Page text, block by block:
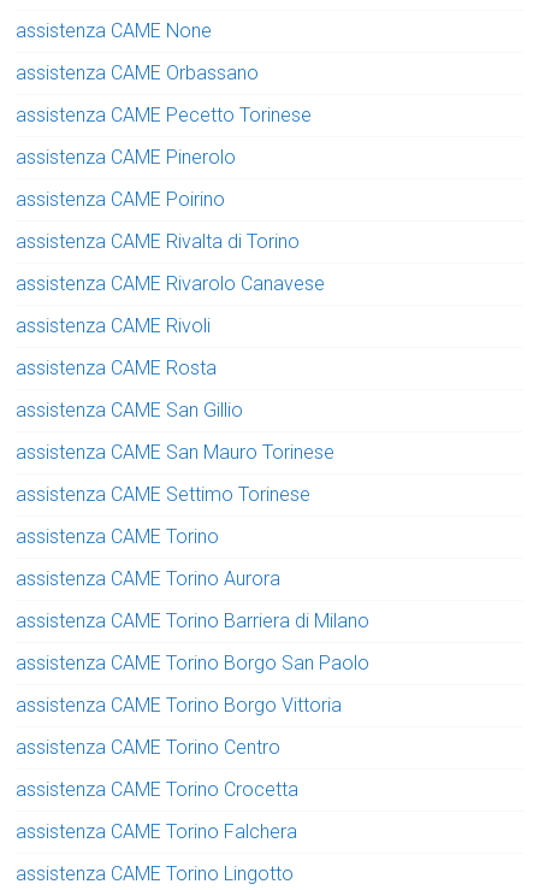
assistenza CAME None
assistenza CAME Orbassano
assistenza CAME Pecetto Torinese
assistenza CAME Pinerolo
assistenza CAME Poirino
assistenza CAME Rivalta di Torino
assistenza CAME Rivarolo Canavese
assistenza CAME Rivoli
assistenza CAME Rosta
assistenza CAME San Gillio
assistenza CAME San Mauro Torinese
assistenza CAME Settimo Torinese
assistenza CAME Torino
assistenza CAME Torino Aurora
assistenza CAME Torino Barriera di Milano
assistenza CAME Torino Borgo San Paolo
assistenza CAME Torino Borgo Vittoria
assistenza CAME Torino Centro
assistenza CAME Torino Crocetta
assistenza CAME Torino Falchera
assistenza CAME Torino Lingotto